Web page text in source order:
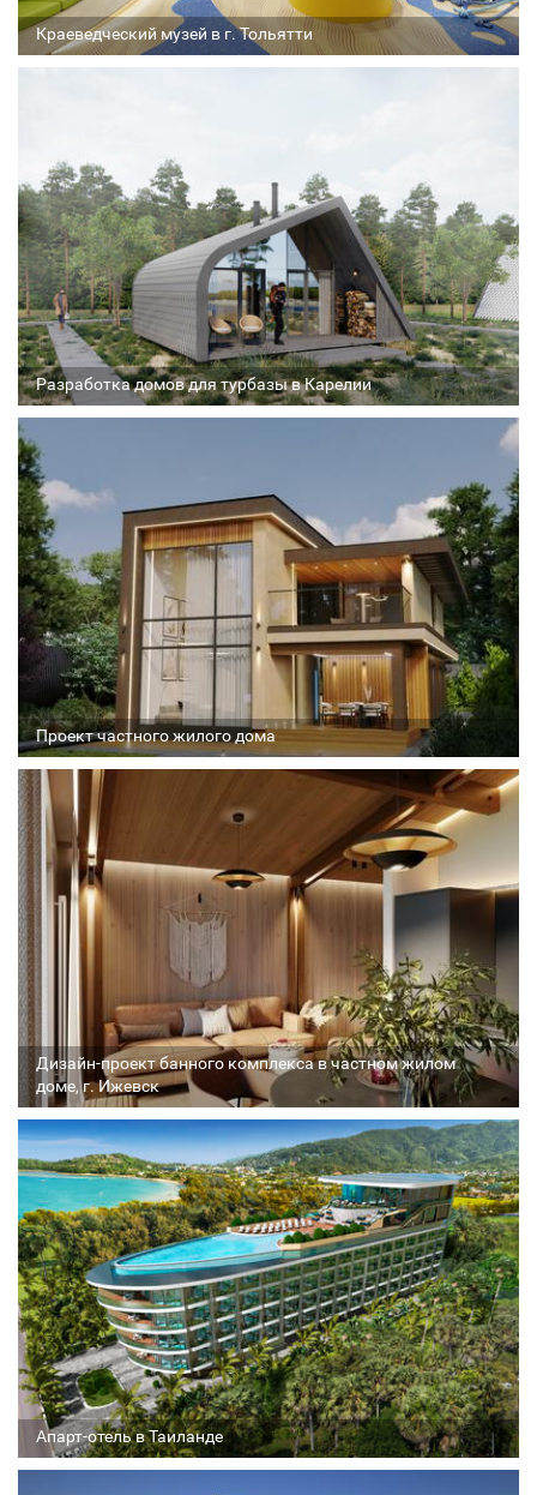
Краеведческий музей в г. Тольятти
Разработка домов для турбазы в Карелии
Проект частного жилого дома
Соавтор
Стадия проекта
Дизайн-проект банного комплекса в частном жилом
доме, г. Ижевск
Архитектор
Соавтор
Стадия проекта
Апарт-отель в Таиланде
Архитектор
Соавтор
Стадия проекта